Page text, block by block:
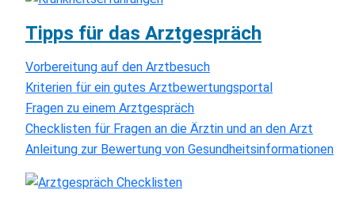
Tipps für das Arztgespräch
Vorbereitung auf den Arztbesuch
Kriterien für ein gutes Arztbewertungsportal
Fragen zu einem Arztgespräch
Checklisten für Fragen an die Ärztin und an den Arzt
Anleitung zur Bewertung von Gesundheitsinformationen